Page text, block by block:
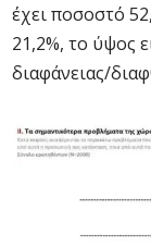
έχει ποσοστό
21,2%, το ύψος
διαφάνειας/